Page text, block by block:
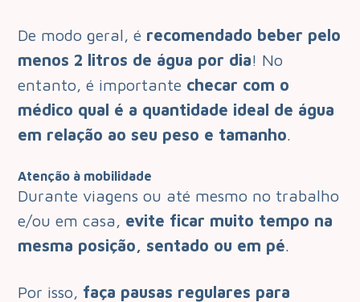
De modo geral, é recomendado beber pelo
menos 2 litros de água por dia! No
entanto, é importante checar com o
médico qual é a quantidade ideal de água
em relação ao seu peso e tamanho.
Atenção à mobilidade
Durante viagens ou até mesmo no trabalho
e/ou em casa, evite ficar muito tempo na
mesma posição, sentado ou em pé.
Por isso, faça pausas regulares para